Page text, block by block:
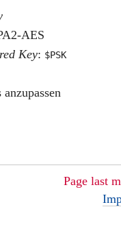
AES
Key: $PSK
Page last